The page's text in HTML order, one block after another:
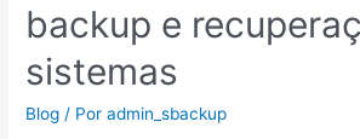
backup e
sistemas
Blog / Poradmin_sbackup